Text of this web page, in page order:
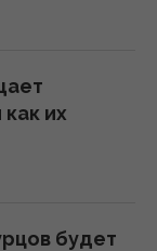
их
будет